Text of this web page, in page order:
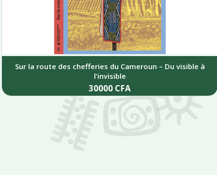
Sur la route des chefferies du Cameroun – Du visible à
l’invisible
30000 CFA